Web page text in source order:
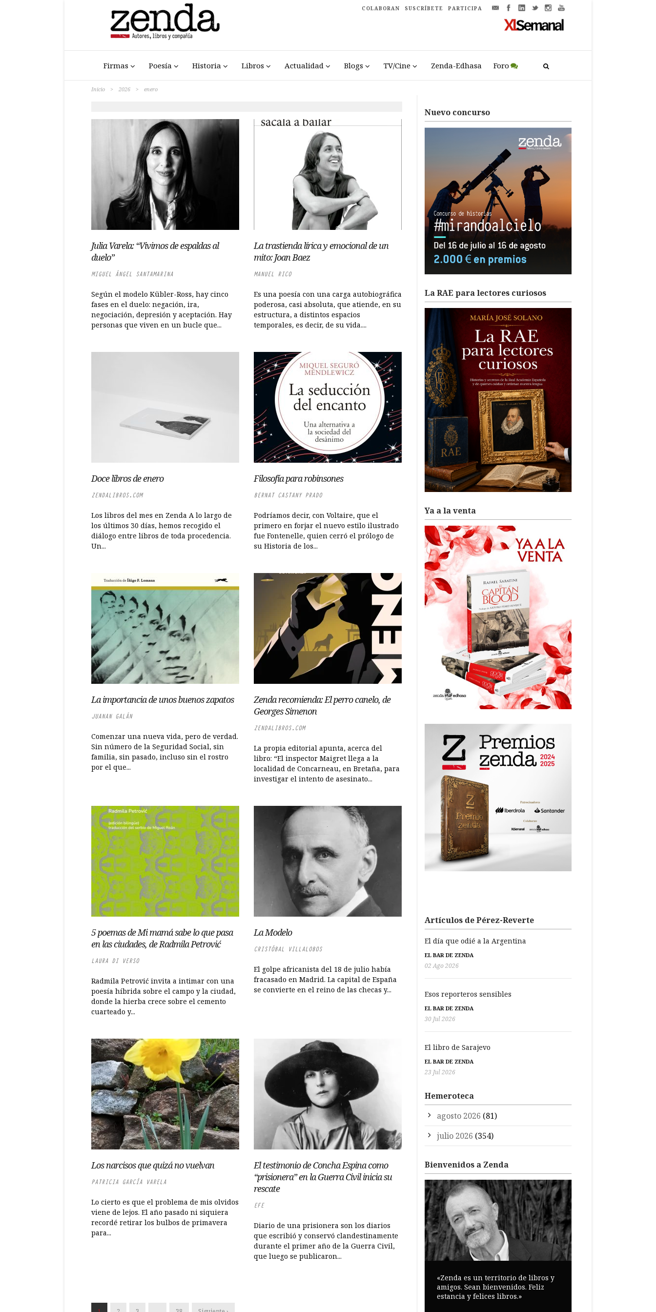
COLABORAN SUSCRÍBETE PARTICIPA
Firmas Poesía Historia Libros Actualidad Blogs TV/Cine Zenda-Edhasa Foro
Inicio > 2026 > enero
Julia Varela: “Vivimos de espaldas al
duelo”
MIGUEL ÁNGEL SANTAMARINA
Según el modelo Kübler-Ross, hay cinco
fases en el duelo: negación, ira,
negociación, depresión y aceptación. Hay
personas que viven en un bucle que...
La trastienda lírica y emocional de un
mito: Joan Baez
MANUEL RICO
Es una poesía con una carga autobiográfica
poderosa, casi absoluta, que atiende, en su
estructura, a distintos espacios
temporales, es decir, de su vida....
Doce libros de enero
ZENDALIBROS.COM
Los libros del mes en Zenda A lo largo de
los últimos 30 días, hemos recogido el
diálogo entre libros de toda procedencia.
Un...
Filosofía para robinsones
BERNAT CASTANY PRADO
Podríamos decir, con Voltaire, que el
primero en forjar el nuevo estilo ilustrado
fue Fontenelle, quien cerró el prólogo de
su Historia de los...
La importancia de unos buenos zapatos
JUANAN GALÁN
Comenzar una nueva vida, pero de verdad.
Sin número de la Seguridad Social, sin
familia, sin pasado, incluso sin el rostro
por el que...
Zenda recomienda: El perro canelo, de
Georges Simenon
ZENDALIBROS.COM
La propia editorial apunta, acerca del
libro: “El inspector Maigret llega a la
localidad de Concarneau, en Bretaña, para
investigar el intento de asesinato...
5 poemas de Mi mamá sabe lo que pasa
en las ciudades, de Radmila Petrović
LAURA DI VERSO
Radmila Petrović invita a intimar con una
poesía híbrida sobre el campo y la ciudad,
donde la hierba crece sobre el cemento
cuarteado y...
La Modelo
CRISTÓBAL VILLALOBOS
El golpe africanista del 18 de julio había
fracasado en Madrid. La capital de España
se convierte en el reino de las checas y...
Los narcisos que quizá no vuelvan
PATRICIA GARCÍA VARELA
Lo cierto es que el problema de mis olvidos
viene de lejos. El año pasado ni siquiera
recordé retirar los bulbos de primavera
para...
El testimonio de Concha Espina como
“prisionera” en la Guerra Civil inicia su
rescate
EFE
Diario de una prisionera son los diarios
que escribió y conservó clandestinamente
durante el primer año de la Guerra Civil,
que luego se publicaron...
Nuevo concurso
La RAE para lectores curiosos
Ya a la venta
Artículos de Pérez-Reverte
El día que odié a la Argentina
EL BAR DE ZENDA
02 Ago 2026
Esos reporteros sensibles
EL BAR DE ZENDA
30 Jul 2026
El libro de Sarajevo
EL BAR DE ZENDA
23 Jul 2026
Hemeroteca
agosto 2026 (81)
julio 2026 (354)
Bienvenidos a Zenda
«Zenda es un territorio de libros y
amigos. Sean bienvenidos. Feliz
estancia y felices libros.»